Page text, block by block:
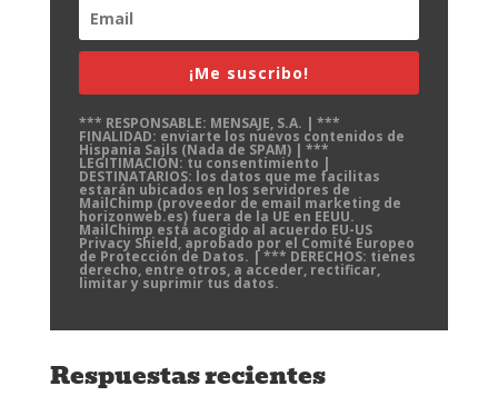
¡Me suscribo!
*** RESPONSABLE: MENSAJE, S.A. | ***
FINALIDAD: enviarte los nuevos contenidos de
Hispania Sails (Nada de SPAM) | ***
LEGITIMACIÓN: tu consentimiento |
DESTINATARIOS: los datos que me facilitas
estarán ubicados en los servidores de
MailChimp (proveedor de email marketing de
horizonweb.es) fuera de la UE en EEUU.
MailChimp está acogido al acuerdo EU-US
Privacy Shield, aprobado por el Comité Europeo
de Protección de Datos. | *** DERECHOS: tienes
derecho, entre otros, a acceder, rectificar,
limitar y suprimir tus datos.
Respuestas recientes